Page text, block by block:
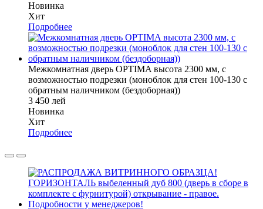
Новинка
Хит
Подробнее
Межкомнатная дверь OPTIMA высота 2300 мм, с
возможностью подрезки (моноблок для стен 100-130 с
обратным наличником (бездоборная))
3 450 лей
Новинка
Хит
Подробнее